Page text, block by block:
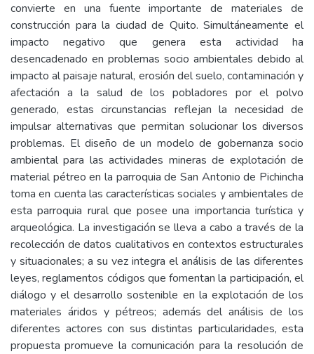
convierte en una fuente importante de materiales de
construcción para la ciudad de Quito. Simultáneamente el
impacto negativo que genera esta actividad ha
desencadenado en problemas socio ambientales debido al
impacto al paisaje natural, erosión del suelo, contaminación y
afectación a la salud de los pobladores por el polvo
generado, estas circunstancias reflejan la necesidad de
impulsar alternativas que permitan solucionar los diversos
problemas. El diseño de un modelo de gobernanza socio
ambiental para las actividades mineras de explotación de
material pétreo en la parroquia de San Antonio de Pichincha
toma en cuenta las características sociales y ambientales de
esta parroquia rural que posee una importancia turística y
arqueológica. La investigación se lleva a cabo a través de la
recolección de datos cualitativos en contextos estructurales
y situacionales; a su vez integra el análisis de las diferentes
leyes, reglamentos códigos que fomentan la participación, el
diálogo y el desarrollo sostenible en la explotación de los
materiales áridos y pétreos; además del análisis de los
diferentes actores con sus distintas particularidades, esta
propuesta promueve la comunicación para la resolución de